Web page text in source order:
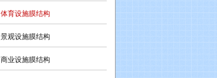
体育设施膜结构
景观设施膜结构
商业设施膜结构